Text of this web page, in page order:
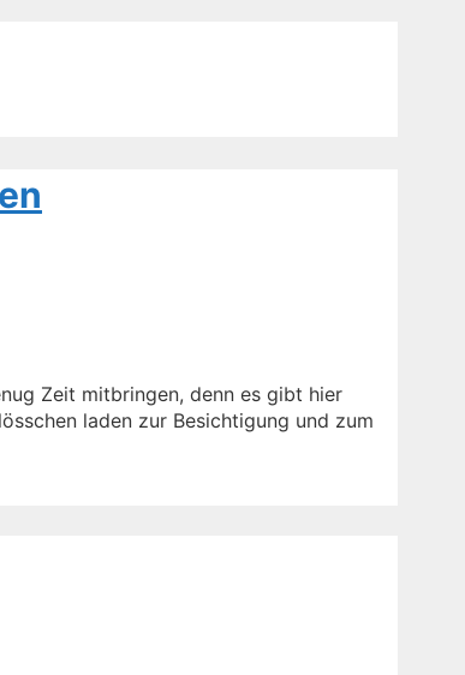
Zeit mitbringen, denn es gibt hier
laden zur Besichtigung und zum